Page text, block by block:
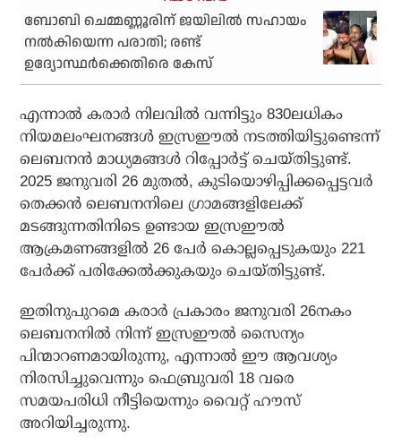
ബോബി ചെമ്മണ്ണൂരിന് ജയിലില്‍ സഹായം
നല്‍കിയെന്ന പരാതി; രണ്ട്
ഉദ്യോസ്ഥര്‍ക്കെതിരെ കേസ്
എന്നാല്‍ കരാര്‍ നിലവില്‍ വന്നിട്ടും 830ലധികം
നിയമലംഘനങ്ങള്‍ ഇസ്രഈല്‍ നടത്തിയിട്ടുണ്ടെന്ന്
ലെബനന്‍ മാധ്യമങ്ങള്‍ റിപ്പോര്‍ട്ട് ചെയ്തിട്ടുണ്ട്.
2025 ജനുവരി 26 മുതല്‍, കുടിയൊഴിപ്പിക്കപ്പെട്ടവര്‍
തെക്കന്‍ ലെബനനിലെ ഗ്രാമങ്ങളിലേക്ക്
മടങ്ങുന്നതിനിടെ ഉണ്ടായ ഇസ്രഈല്‍
ആക്രമണങ്ങളില്‍ 26 പേര്‍ കൊല്ലപ്പെടുകയും 221
പേര്‍ക്ക് പരിക്കേല്‍ക്കുകയും ചെയ്തിട്ടുണ്ട്.
ഇതിനുപുറമെ കരാര്‍ പ്രകാരം ജനുവരി 26നകം
ലെബനനില്‍ നിന്ന് ഇസ്രഈല്‍ സൈന്യം
പിന്മാറണമായിരുന്നു, എന്നാല്‍ ഈ ആവശ്യം
നിരസിച്ചുവെന്നും ഫെബ്രുവരി 18 വരെ
സമയപരിധി നീട്ടിയെന്നും വൈറ്റ് ഹൗസ്
അറിയിച്ചരുന്നു.